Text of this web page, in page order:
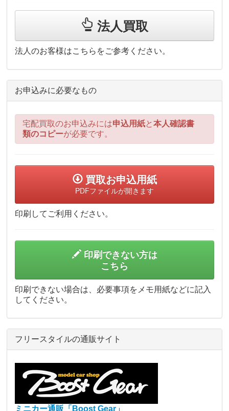
法人買取
法人のお客様はこちらをご参考ください。
お申込みに必要なもの
宅配買取のお申込みには申込用紙と本人確認書
類のコピーが必要です。
買取お申込用紙
PDFファイルが開きます
印刷してご利用ください。
印刷できない方は
こちら
印刷できない場合は、必要事項をメモ用紙などに記入
してください。
フリースタイルの通販サイト
ミニカー通販「Boost Gear」